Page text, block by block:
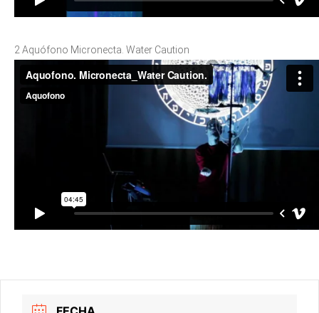
2 Aquófono Micronecta. Water Caution